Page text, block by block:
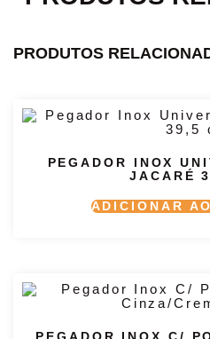
PRODUTOS
PEGADOR INOX
JACARÉ
ADICIONAR
PEGADOR INOX C/